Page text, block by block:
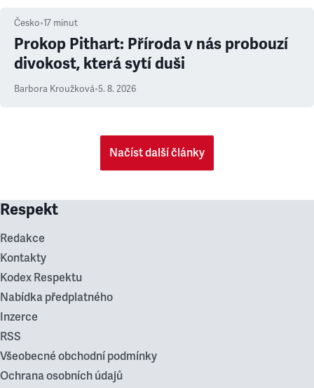
Česko•17 minut
Prokop Pithart: Příroda v nás probouzí
divokost, která sytí duši
Barbora Kroužková•5. 8. 2026
Načíst další články
Respekt
Redakce
Kontakty
Kodex Respektu
Nabídka předplatného
Inzerce
RSS
Všeobecné obchodní podmínky
Ochrana osobních údajů